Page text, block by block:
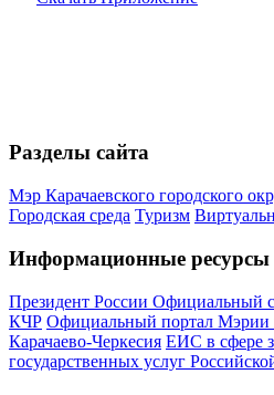
Разделы сайта
Мэр Карачаевского городского
Городская среда Туризм
Информационные ресурсы
Президент России Официальный
КЧР Официальный портал Мэрии
Карачаево-Черкесия ЕИС в сфере
государственных услуг